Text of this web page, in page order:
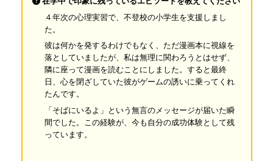
４年次の心理実習で、不登校の小学生を支援しまし
た。
彼は何かを発するわけでもなく、ただ漫画本に視線を
落としていましたが、私は無理に関わろうとはせず、
隣に座って漫画を読むことにしました。すると最終
日、心を閉ざしていた彼がゲームの誘いに乗ってくれ
たんです。
「そばにいるよ」という無言のメッセージが届いた瞬
間でした。この経験が、今も自分の成功体験として残
っています。